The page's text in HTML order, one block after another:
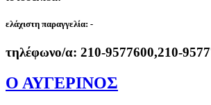
ελάχιστη παραγγελία: -
τηλέφωνο/α: 210-9577600,210-
Ο ΑΥΓΕΡΙΝΟΣ